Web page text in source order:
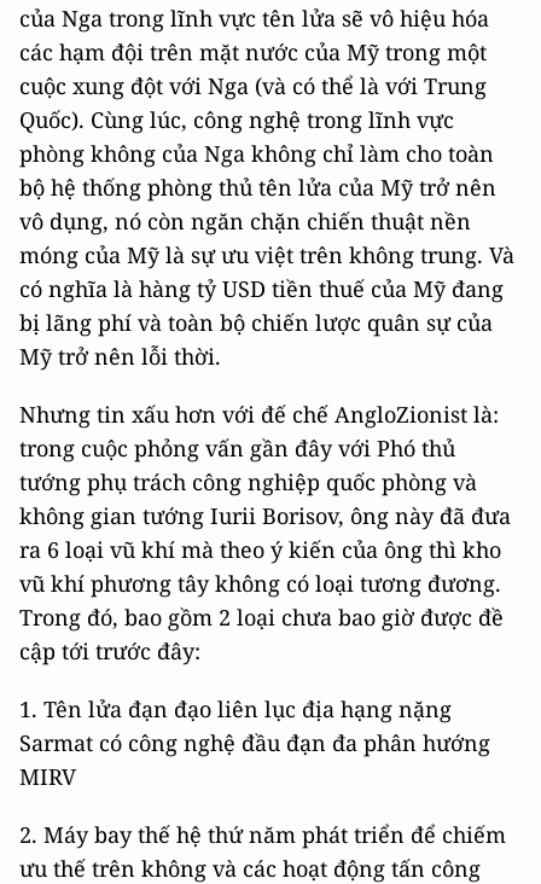
của Nga trong lĩnh vực tên lửa sẽ vô hiệu hóa
các hạm đội trên mặt nước của Mỹ trong một
cuộc xung đột với Nga (và có thể là với Trung
Quốc). Cùng lúc, công nghệ trong lĩnh vực
phòng không của Nga không chỉ làm cho toàn
bộ hệ thống phòng thủ tên lửa của Mỹ trở nên
vô dụng, nó còn ngăn chặn chiến thuật nền
móng của Mỹ là sự ưu việt trên không trung. Và
có nghĩa là hàng tỷ USD tiền thuế của Mỹ đang
bị lãng phí và toàn bộ chiến lược quân sự của
Mỹ trở nên lỗi thời.
Nhưng tin xấu hơn với đế chế AngloZionist là:
trong cuộc phỏng vấn gần đây với Phó thủ
tướng phụ trách công nghiệp quốc phòng và
không gian tướng Iurii Borisov, ông này đã đưa
ra 6 loại vũ khí mà theo ý kiến của ông thì kho
vũ khí phương tây không có loại tương đương.
Trong đó, bao gồm 2 loại chưa bao giờ được đề
cập tới trước đây:
1. Tên lửa đạn đạo liên lục địa hạng nặng
Sarmat có công nghệ đầu đạn đa phân hướng
MIRV
2. Máy bay thế hệ thứ năm phát triển để chiếm
ưu thế trên không và các hoạt động tấn công